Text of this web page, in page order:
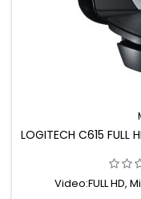
LOGITECH C615 FULL
Video:FULL HD,